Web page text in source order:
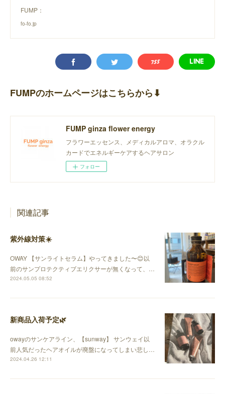
FUMP：
fo-fo.jp
FUMPのホームページはこちらから⬇︎
FUMP ginza flower energy
フラワーエッセンス、メディカルアロマ、オラクル
カードでエネルギーケアするヘアサロン
フォロー
関連記事
紫外線対策☀️
OWAY 【サンライトセラム】やってきました〜😊以
前のサンプロテクティブエリクサーが無くなって、…
2024.05.05 08:52
新商品入荷予定🌿
owayのサンケアライン、【sunway】 サンウェイ以
前人気だったヘアオイルが廃盤になってしまい悲し…
2024.04.26 12:11